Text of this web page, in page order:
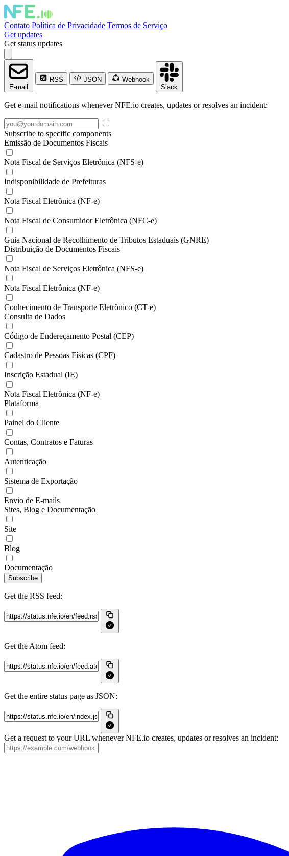
Contato Política de Privacidade Termos de Serviço
Get updates
Get status updates
E-mail
RSS JSON
Webhook
Slack
Get e-mail notifications whenever NFE.io creates, updates or resolves an incident:
Subscribe to specific components
Emissão de Documentos Fiscais
Nota Fiscal de Serviços Eletrônica (NFS-e)
Indisponibilidade de Prefeituras
Nota Fiscal Eletrônica (NF-e)
Nota Fiscal de Consumidor Eletrônica (NFC-e)
Guia Nacional de Recolhimento de Tributos Estaduais (GNRE)
Distribuição de Documentos Fiscais
Nota Fiscal de Serviços Eletrônica (NFS-e)
Nota Fiscal Eletrônica (NF-e)
Conhecimento de Transporte Eletrônico (CT-e)
Consulta de Dados
Código de Endereçamento Postal (CEP)
Cadastro de Pessoas Físicas (CPF)
Inscrição Estadual (IE)
Nota Fiscal Eletrônica (NF-e)
Plataforma
Painel do Cliente
Contas, Contratos e Faturas
Autenticação
Sistema de Exportação
Envio de E-mails
Sites, Blog e Documentação
Site
Blog
Documentação
Subscribe
Get the RSS feed:
Get the Atom feed:
Get the entire status page as JSON:
Get a request to your URL whenever NFE.io creates, updates or resolves an incident: